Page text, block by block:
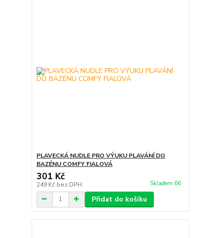
PLAVECKÁ NUDLE PRO VÝUKU PLAVÁNÍ DO
BAZÉNU COMFY FIALOVÁ
301 Kč
249 Kč bez DPH Skladem 66
Přidat do košíku